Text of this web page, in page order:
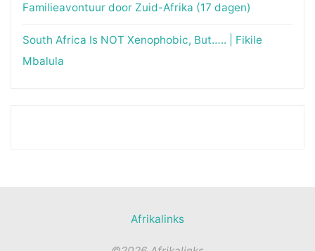
Familieavontuur door Zuid-Afrika (17 dagen)
South Africa Is NOT Xenophobic, But….. | Fikile
Mbalula
Afrikalinks